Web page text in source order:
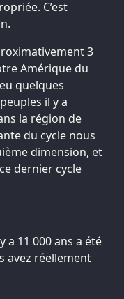
C’est
3
Amérique du
quelques
il y a
la région de
du cycle nous
dimension, et
dernier cycle
a 11 000 ans a été
avez réellement